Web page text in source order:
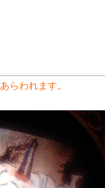
らわれます。